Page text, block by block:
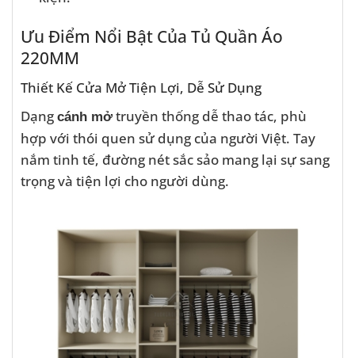
Ưu Điểm Nổi Bật Của Tủ Quần Áo
220MM
Thiết Kế Cửa Mở Tiện Lợi, Dễ Sử Dụng
Dạng cánh mở truyền thống dễ thao tác, phù
hợp với thói quen sử dụng của người Việt. Tay
nắm tinh tế, đường nét sắc sảo mang lại sự sang
trọng và tiện lợi cho người dùng.